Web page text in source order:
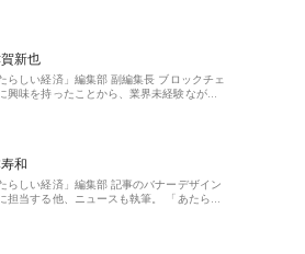
新也
たらしい経済」編集部 副編集長 ブロックチェ
興味を持ったことから、業界未経験なが…
和
たらしい経済」編集部 記事のバナーデザイン
担当する他、ニュースも執筆。 「あたら…